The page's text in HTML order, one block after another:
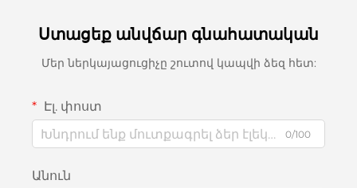
Ստացեք անվճար գնահատական
Մեր ներկայացուցիչը շուտով կապվի ձեզ հետ:
Էլ. փոստ
0/100
Անուն